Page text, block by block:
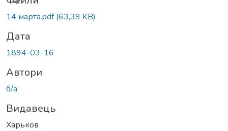
14 марта.pdf(63,39 KB)
Дата
1894-03-16
Автори
б/а
Видавець
Харьков